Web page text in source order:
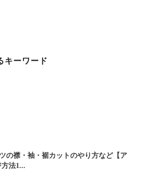
キーワード
の襟・袖・裾カットのやり方など【ア
方法1...